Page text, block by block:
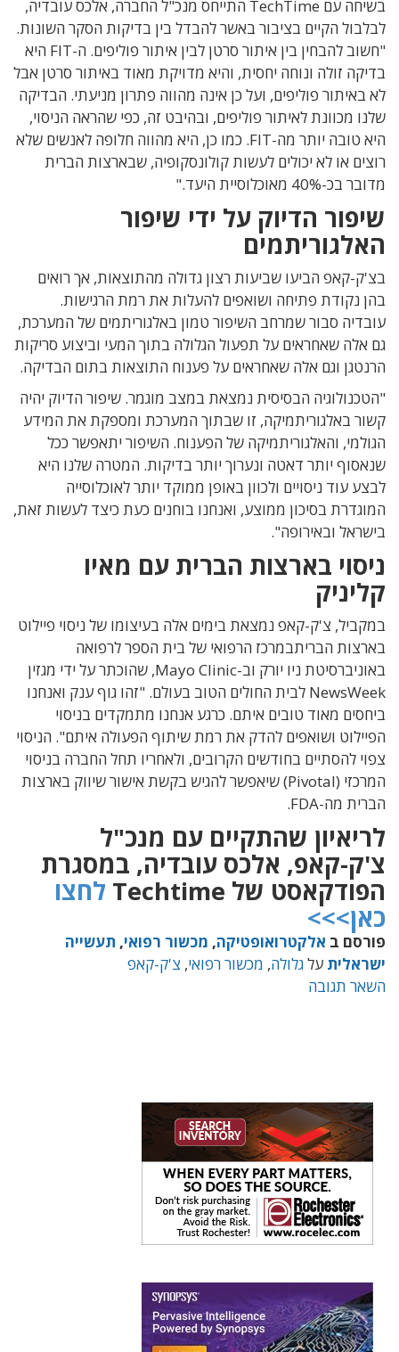
בשיחה עם TechTime התייחס מנכ"ל החברה, אלכס עובדיה,
לבלבול הקיים בציבור באשר להבדל בין בדיקות הסקר השונות.
"חשוב להבחין בין איתור סרטן לבין איתור פוליפים. ה-FIT היא
בדיקה זולה ונוחה יחסית, והיא מדויקת מאוד באיתור סרטן אבל
לא באיתור פוליפים, ועל כן אינה מהווה פתרון מניעתי. הבדיקה
שלנו מכוונת לאיתור פוליפים, ובהיבט זה, כפי שהראה הניסוי,
היא טובה יותר מה-FIT. כמו כן, היא מהווה חלופה לאנשים שלא
רוצים או לא יכולים לעשות קולונסקופיה, שבארצות הברית
מדובר בכ-40% מאוכלוסיית היעד."
שיפור הדיוק על ידי שיפור
האלגוריתמים
בצ'ק-קאפ הביעו שביעות רצון גדולה מהתוצאות, אך רואים
בהן נקודת פתיחה ושואפים להעלות את רמת הרגישות.
עובדיה סבור שמרחב השיפור טמון באלגוריתמים של המערכת,
גם אלה שאחראים על תפעול הגלולה בתוך המעי וביצוע סריקות
הרנטגן וגם אלה שאחראים על פענוח התוצאות בתום הבדיקה.
"הטכנולוגיה הבסיסית נמצאת במצב מוגמר. שיפור הדיוק יהיה
קשור באלגוריתמיקה, זו שבתוך המערכת ומספקת את המידע
הגולמי, והאלגוריתמיקה של הפענוח. השיפור יתאפשר ככל
שנאסוף יותר דאטה ונערוך יותר בדיקות. המטרה שלנו היא
לבצע עוד ניסויים ולכוון באופן ממוקד יותר לאוכלוסייה
המוגדרת בסיכון ממוצע, ואנחנו בוחנים כעת כיצד לעשות זאת,
בישראל ובאירופה".
ניסוי בארצות הברית עם מאיו
קליניק
במקביל, צ'ק-קאפ נמצאת בימים אלה בעיצומו של ניסוי פיילוט
בארצות הבריתבמרכז הרפואי של בית הספר לרפואה
באוניברסיטת ניו יורק וב-Mayo Clinic, שהוכתר על ידי מגזין
NewsWeek לבית החולים הטוב בעולם. "זהו גוף ענק ואנחנו
ביחסים מאוד טובים איתם. כרגע אנחנו מתמקדים בניסוי
הפיילוט ושואפים להדק את רמת שיתוף הפעולה איתם". הניסוי
צפוי להסתיים בחודשים הקרובים, ולאחריו תחל החברה בניסוי
המרכזי (Pivotal) שיאפשר להגיש בקשת אישור שיווק בארצות
הברית מה-FDA
.
לריאיון שהתקיים עם מנכ"ל
צ'ק-קאפ, אלכס עובדיה, במסגרת
הפודקאסט של Techtime לחצו
כאן>>>
פורסם ב אלקטרואופטיקה, מכשור רפואי, תעשייה
ישראלית עלגלולה, מכשור רפואי, צ'ק-קאפ
השאר תגובה